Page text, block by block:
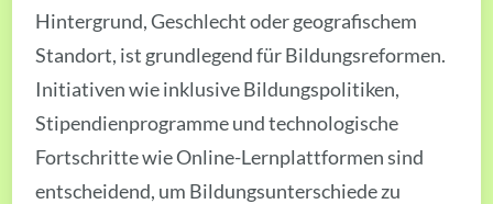
Hintergrund, Geschlecht oder geografischem
Standort, ist grundlegend für Bildungsreformen.
Initiativen wie inklusive Bildungspolitiken,
Stipendienprogramme und technologische
Fortschritte wie Online-Lernplattformen sind
entscheidend, um Bildungsunterschiede zu